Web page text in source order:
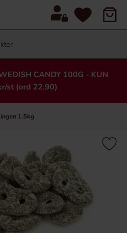
CANDY 100G - KUN
st (ord 22,90)
1.5kg
×